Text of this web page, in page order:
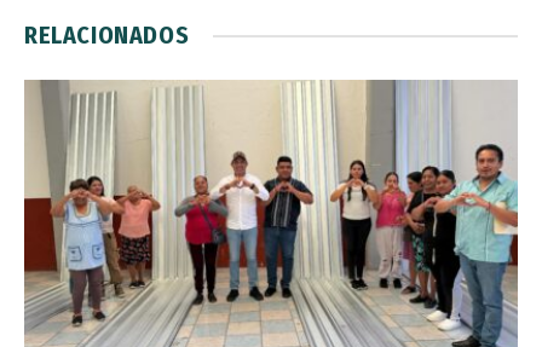
RELACIONADOS